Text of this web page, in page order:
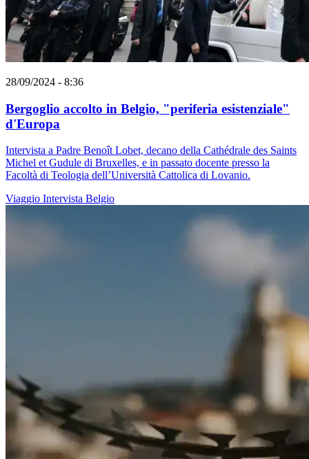
28/09/2024 - 8:36
Bergoglio accolto in Belgio, "periferia esistenziale"
d'Europa
Intervista a Padre Benoît Lobet, decano della Cathédrale des Saints
Michel et Gudule di Bruxelles, e in passato docente presso la
Facoltà di Teologia dell’Università Cattolica di Lovanio.
Viaggio Intervista Belgio